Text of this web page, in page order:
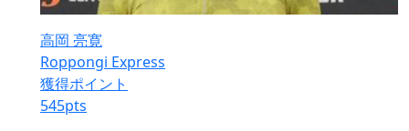
高岡 亮寛
Roppongi Express
獲得ポイント
545pts